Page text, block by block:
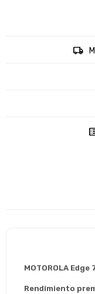
MOTOROLA Edge
Rendimiento